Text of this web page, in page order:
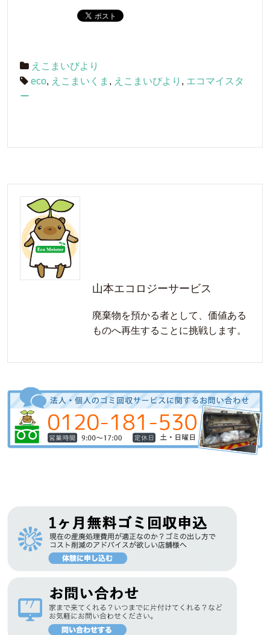
えこまいびより
eco, えこまいくま , えこまいびより , エコマイスタ
ー
山本エコロジーサービス
廃棄物を預かる者として、価値ある
ものへ再生することに挑戦します。